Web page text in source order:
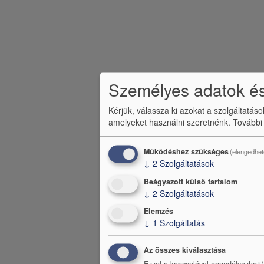
Személyes adatok
Kérjük, válassza ki azokat a
amelyeket használni szeretnénk.
Működéshez szükséges
↓ 2 Szolgáltatások
Beágyazott külső tartalom
↓ 2 Szolgáltatások
Elemzés
↓ 1 Szolgáltatás
Az összes kiválasztása